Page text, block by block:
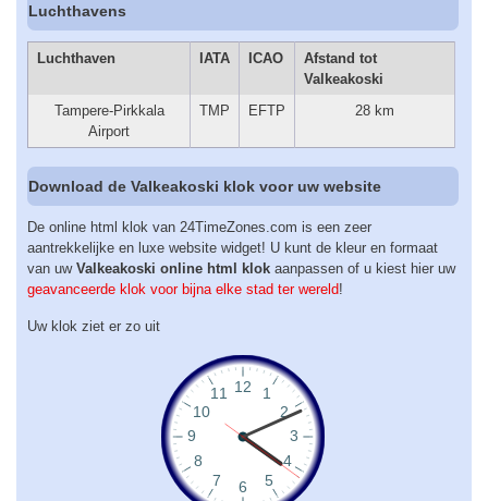
Luchthavens
Luchthaven IATA ICAO
Afstand tot
Valkeakoski
Tampere-Pirkkala
Airport
TMP EFTP 28 km
Download de Valkeakoski klok voor uw website
De online html klok van 24TimeZones.com is een zeer
aantrekkelijke en luxe website widget! U kunt de kleur en formaat
van uw Valkeakoski online html klok aanpassen of u kiest hier uw
geavanceerde klok voor bijna elke stad ter wereld!
Uw klok ziet er zo uit